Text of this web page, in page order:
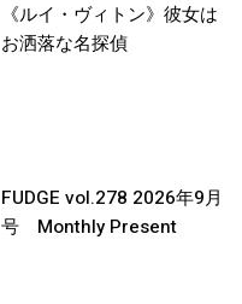
《ルイ・ヴィトン》彼女は
お洒落な名探偵
FUDGE vol.278 2026年9月
号 Monthly Present